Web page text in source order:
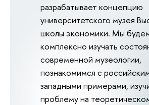
разрабатывает концепцию
университетского музея
школы экономики. Мы
комплексно изучать
современной музеологии,
познакомимся с
западными примерами,
проблему на